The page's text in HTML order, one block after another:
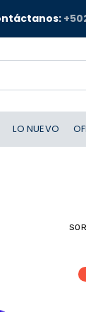
LO NUEVO